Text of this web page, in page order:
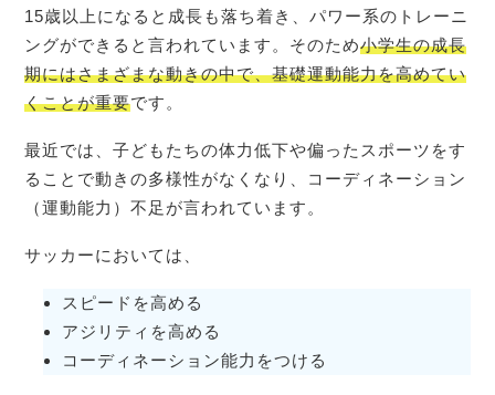
15歳以上になると成長も落ち着き、パワー系のトレーニ
ングができると言われています。そのため小学生の成長
期にはさまざまな動きの中で、基礎運動能力を高めてい
くことが重要です。
最近では、子どもたちの体力低下や偏ったスポーツをす
ることで動きの多様性がなくなり、コーディネーション
（運動能力）不足が言われています。
サッカーにおいては、
スピードを高める
アジリティを高める
コーディネーション能力をつける